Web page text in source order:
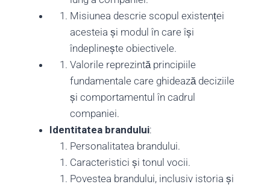
Misiunea descrie scopul existenței
acesteia și modul în care își
îndeplinește obiectivele.
Valorile reprezintă principiile
fundamentale care ghidează deciziile
și comportamentul în cadrul
companiei.
Identitatea brandului:
Personalitatea brandului.
Caracteristici și tonul vocii.
Povestea brandului, inclusiv istoria și